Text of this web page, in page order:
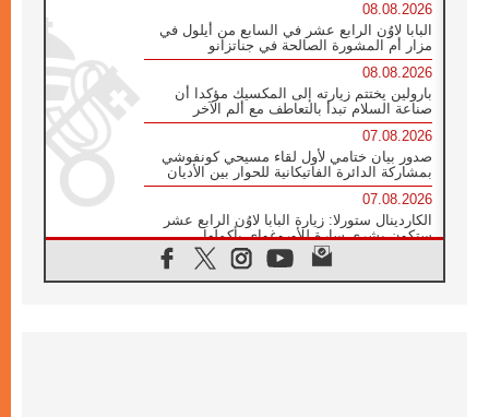
08.08.2026
البابا لاوُن الرابع عشر في السابع من أيلول في
مزار أم المشورة الصالحة في جناتزانو
08.08.2026
بارولين يختتم زيارته إلى المكسيك مؤكدا أن
صناعة السلام تبدأ بالتعاطف مع ألم الآخر
07.08.2026
صدور بيان ختامي لأول لقاء مسيحي كونفوشي
بمشاركة الدائرة الفاتيكانية للحوار بين الأديان
07.08.2026
الكاردينال ستورلا: زيارة البابا لاوُن الرابع عشر
ستكون بشرى سارة للأوروغواي بأكملها
الفاتيكان يعلن برنامج الزيارة الرسولية للبابا لاوُن